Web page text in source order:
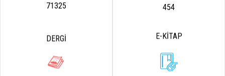
71325 454
DERGİ E-KİTAP